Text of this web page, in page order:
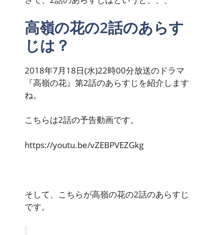
高嶺の花の2話のあらす
じは？
2018年7月18日(水)22時00分放送のドラマ
『高嶺の花』第2話のあらすじを紹介します
ね。
こちらは2話の予告動画です。
https://youtu.be/vZEBPVEZGkg
そして、こちらが高嶺の花の2話のあらすじ
です。